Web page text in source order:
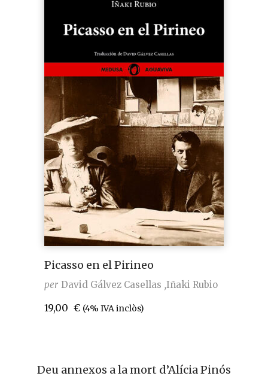
Picasso en el Pirineo
per David Gálvez Casellas Iñaki Rubio
19,00 € (4% IVA inclòs)
Deu annexos a la mort d’Alícia Pinós